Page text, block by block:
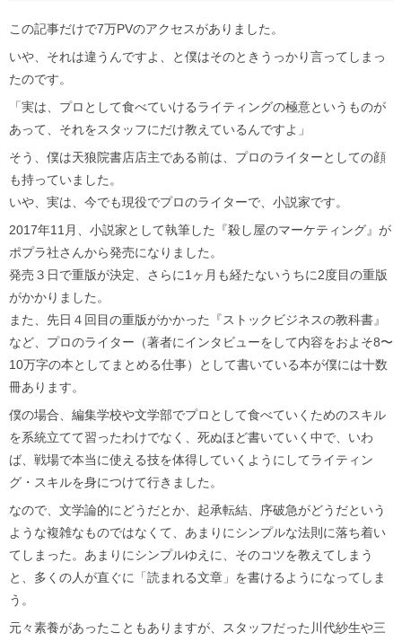
この記事だけで7万PVのアクセスがありました。
いや、それは違うんですよ、と僕はそのときうっかり言ってしまっ
たのです。
「実は、プロとして食べていけるライティングの極意というものが
あって、それをスタッフにだけ教えているんですよ」
そう、僕は天狼院書店店主である前は、プロのライターとしての顔
も持っていました。
いや、実は、今でも現役でプロのライターで、小説家です。
2017年11月、小説家として執筆した『殺し屋のマーケティング』が
ポプラ社さんから発売になりました。
発売３日で重版が決定、さらに1ヶ月も経たないうちに2度目の重版
がかかりました。
また、先日４回目の重版がかかった『ストックビジネスの教科書』
など、プロのライター（著者にインタビューをして内容をおよそ8〜
10万字の本としてまとめる仕事）として書いている本が僕には十数
冊あります。
僕の場合、編集学校や文学部でプロとして食べていくためのスキル
を系統立てて習ったわけでなく、死ぬほど書いていく中で、いわ
ば、戦場で本当に使える技を体得していくようにしてライティン
グ・スキルを身につけて行きました。
なので、文学論的にどうだとか、起承転結、序破急がどうだという
ような複雑なものではなくて、あまりにシンプルな法則に落ち着い
てしまった。あまりにシンプルゆえに、そのコツを教えてしまう
と、多くの人が直ぐに「読まれる文章」を書けるようになってしま
う。
元々素養があったこともありますが、スタッフだった川代紗生や三